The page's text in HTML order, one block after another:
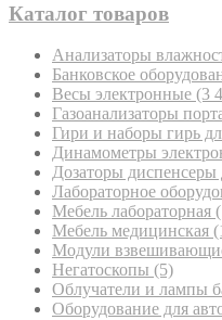
Каталог товаров
Анализаторы
Банковское
Весы электронные (3
Газоанализаторы
Гири и наборы гирь
Динамометры
Дозаторы диспенсеры
Лабораторное
Мебель лабораторная
Мебель медицинская
Модули
Негатоскопы (5)
Облучатели и лампы
Оборудование для